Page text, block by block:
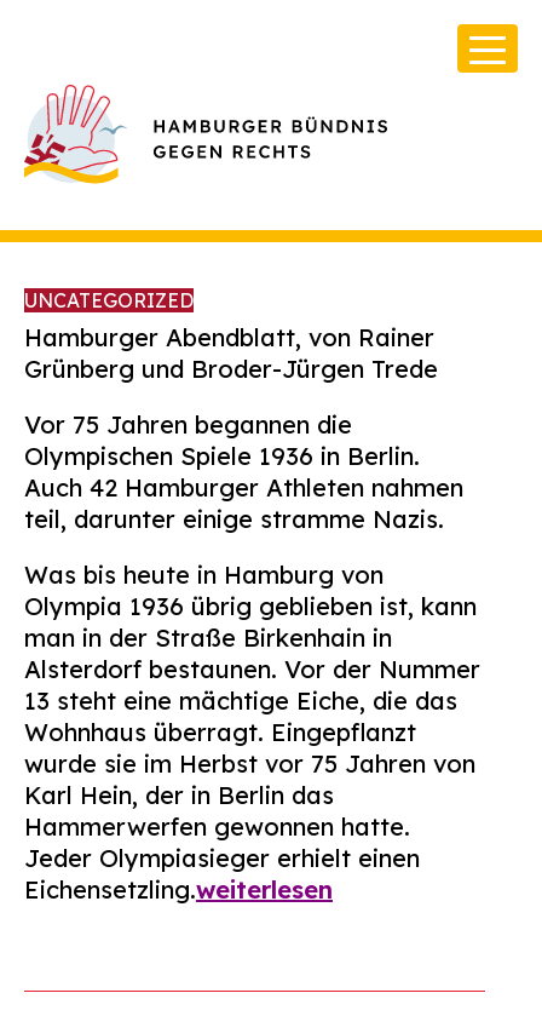
Infos & Broschüren
Archiv
Kontakt
Suchen
nach:
UNCATEGORIZED
Hamburger Abendblatt, von Rainer
Grünberg und Broder-Jürgen Trede
Vor 75 Jahren begannen die
Olympischen Spiele 1936 in Berlin.
Auch 42 Hamburger Athleten nahmen
teil, darunter einige stramme Nazis.
Was bis heute in Hamburg von
Olympia 1936 übrig geblieben ist, kann
man in der Straße Birkenhain in
Alsterdorf bestaunen. Vor der Nummer
13 steht eine mächtige Eiche, die das
Wohnhaus überragt. Eingepflanzt
wurde sie im Herbst vor 75 Jahren von
Karl Hein, der in Berlin das
Hammerwerfen gewonnen hatte.
Jeder Olympiasieger erhielt einen
Eichensetzling.weiterlesen